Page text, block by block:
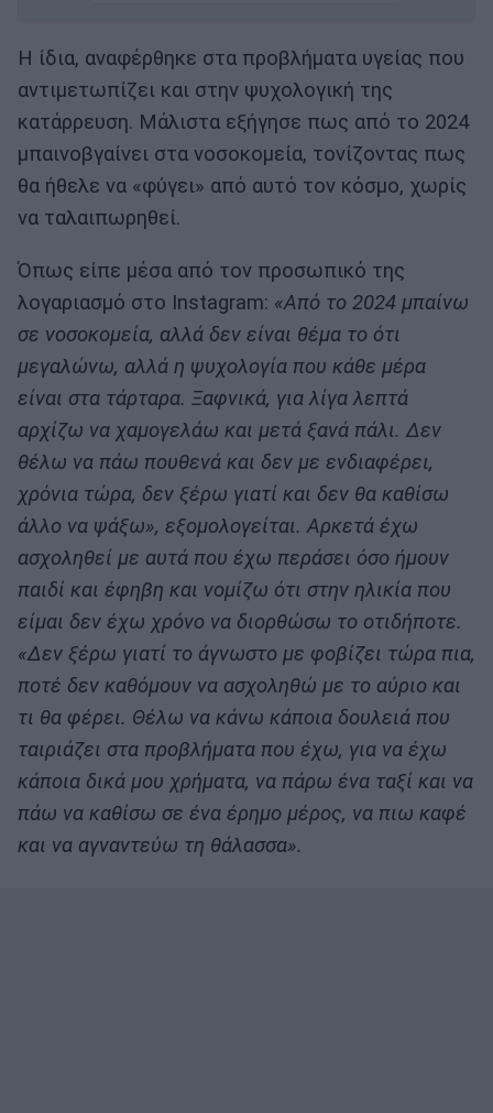
Η ίδια, αναφέρθηκε στα προβλήματα υγείας που
αντιμετωπίζει και στην ψυχολογική της
κατάρρευση. Μάλιστα εξήγησε πως από το 2024
μπαινοβγαίνει στα νοσοκομεία, τονίζοντας πως
θα ήθελε να «φύγει» από αυτό τον κόσμο, χωρίς
να ταλαιπωρηθεί.
Όπως είπε μέσα από τον προσωπικό της
λογαριασμό στο Instagram: «Από το 2024 μπαίνω
σε νοσοκομεία, αλλά δεν είναι θέμα το ότι
μεγαλώνω, αλλά η ψυχολογία που κάθε μέρα
είναι στα τάρταρα. Ξαφνικά, για λίγα λεπτά
αρχίζω να χαμογελάω και μετά ξανά πάλι. Δεν
θέλω να πάω πουθενά και δεν με ενδιαφέρει,
χρόνια τώρα, δεν ξέρω γιατί και δεν θα καθίσω
άλλο να ψάξω», εξομολογείται. Αρκετά έχω
ασχοληθεί με αυτά που έχω περάσει όσο ήμουν
παιδί και έφηβη και νομίζω ότι στην ηλικία που
είμαι δεν έχω χρόνο να διορθώσω το οτιδήποτε.
«Δεν ξέρω γιατί το άγνωστο με φοβίζει τώρα πια,
ποτέ δεν καθόμουν να ασχοληθώ με το αύριο και
τι θα φέρει. Θέλω να κάνω κάποια δουλειά που
ταιριάζει στα προβλήματα που έχω, για να έχω
κάποια δικά μου χρήματα, να πάρω ένα ταξί και να
πάω να καθίσω σε ένα έρημο μέρος, να πιω καφέ
και να αγναντεύω τη θάλασσα».